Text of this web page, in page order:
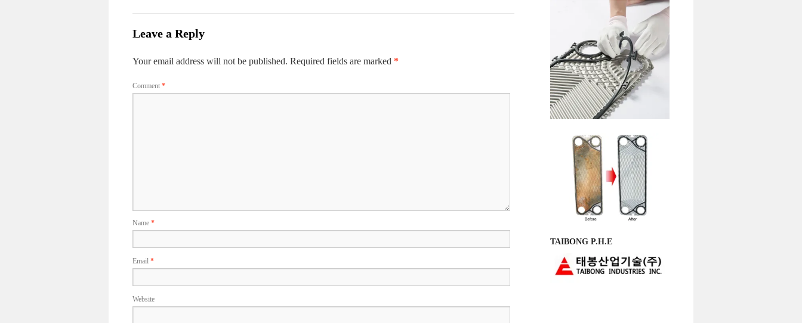
Leave a Reply
Your email address will not be published. Required fields are marked *
Comment *
Name *
Email *
Website
TAIBONG P.H.E